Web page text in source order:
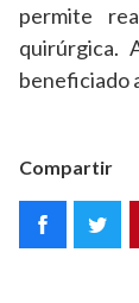
permite
quirúrgica.
beneficiado
Compartir